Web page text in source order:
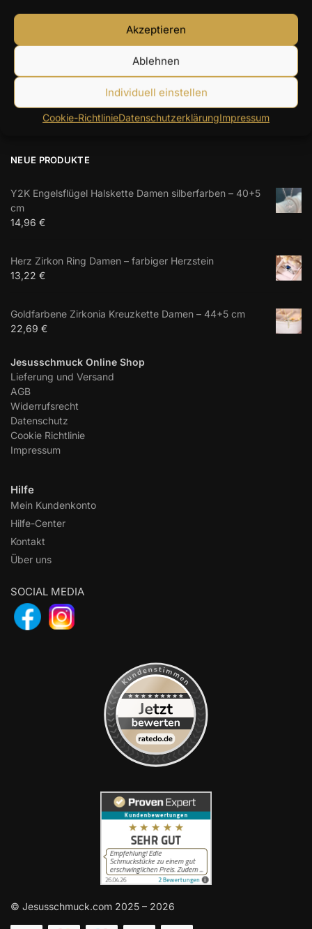
Akzeptieren
Ablehnen
Individuell einstellen
Cookie-RichtlinieDatenschutzerklärungImpressum
Hochwertige Materialien
Langlebig & farbbeständig
Internationale Garantie
Im jeweiligen Land der Nutzung
100% Secure Checkout
NEUE PRODUKTE
Y2K Engelsflügel Halskette Damen silberfarben – 40+5
cm
14,96 €
Herz Zirkon Ring Damen – farbiger Herzstein
13,22 €
Goldfarbene Zirkonia Kreuzkette Damen – 44+5 cm
22,69 €
Jesusschmuck Online Shop
Lieferung und Versand
AGB
Widerrufsrecht
Datenschutz
Cookie Richtlinie
Impressum
Hilfe
Mein Kundenkonto
Hilfe-Center
Kontakt
Über uns
SOCIAL MEDIA
© Jesusschmuck.com 2025 – 2026